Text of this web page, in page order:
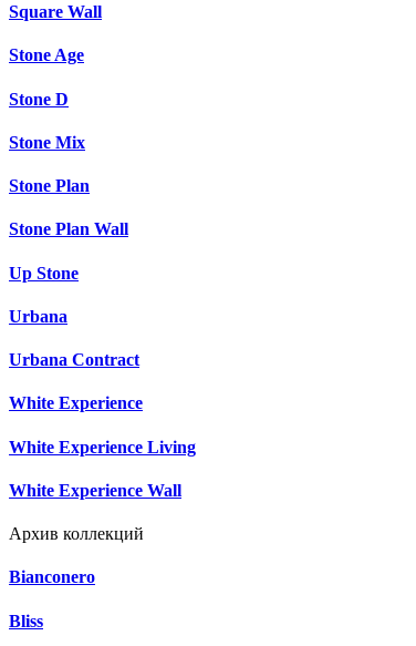
Square Wall
Stone Age
Stone D
Stone Mix
Stone Plan
Stone Plan Wall
Up Stone
Urbana
Urbana Contract
White Experience
White Experience Living
White Experience Wall
Архив коллекций
Bianconero
Bliss